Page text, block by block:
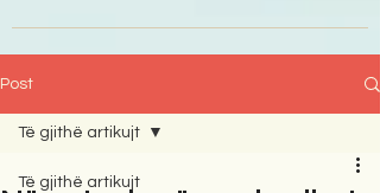
Post
Të gjithë artikujt
Të gjithë artikujt